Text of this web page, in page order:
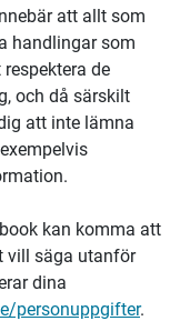
att allt som
handlingar som
de
och då särskilt
att inte lämna
kan komma att
vill säga utanför
dina
personuppgifter.